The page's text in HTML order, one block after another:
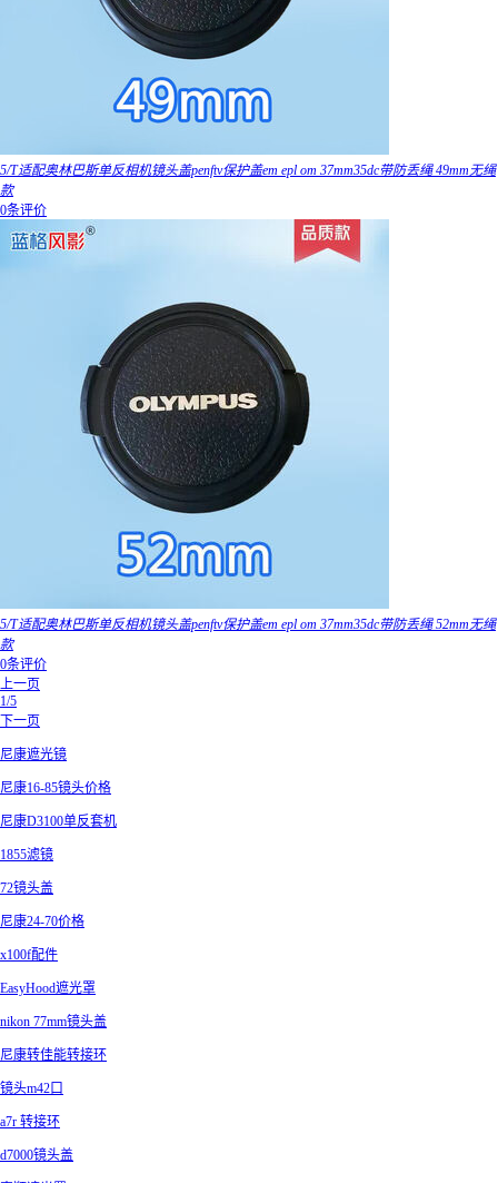
5/T适配奥林巴斯单反相机镜头盖penftv保护盖em epl om 37mm35dc带防丢绳 49mm无绳
款
0条评价
5/T适配奥林巴斯单反相机镜头盖penftv保护盖em epl om 37mm35dc带防丢绳 52mm无绳
款
0条评价
上一页
1/5
下一页
尼康遮光镜
尼康16-85镜头价格
尼康D3100单反套机
1855滤镜
72镜头盖
尼康24-70价格
x100f配件
EasyHood遮光罩
nikon 77mm镜头盖
尼康转佳能转接环
镜头m42口
a7r 转接环
d7000镜头盖